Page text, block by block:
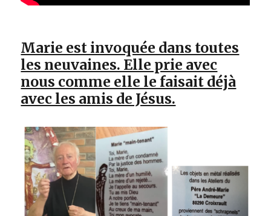
Marie est invoquée dans toutes
les neuvaines. Elle prie avec
nous comme elle le faisait déjà
avec les amis de Jésus.